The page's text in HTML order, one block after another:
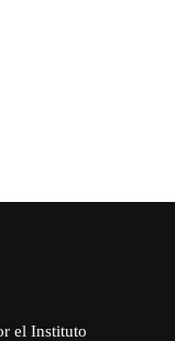
el Instituto